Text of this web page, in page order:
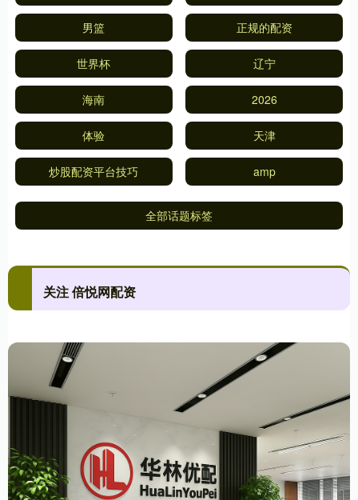
男篮 正规的配资
世界杯 辽宁
海南 2026
体验 天津
炒股配资平台技巧 amp
全部话题标签
关注 倍悦网配资